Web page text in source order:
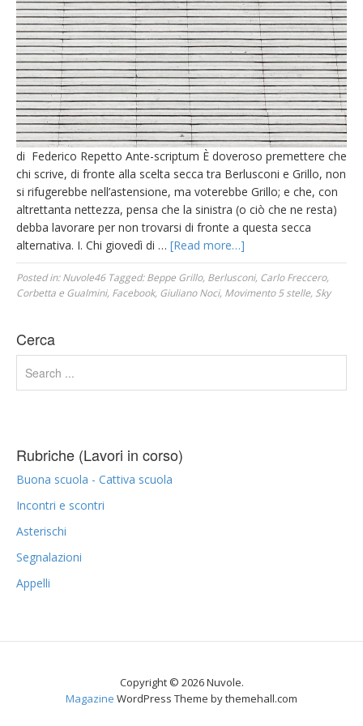
di Federico Repetto Ante-scriptum È doveroso premettere che
chi scrive, di fronte alla scelta secca tra Berlusconi e Grillo, non
si rifugerebbe nell’astensione, ma voterebbe Grillo; e che, con
altrettanta nettezza, pensa che la sinistra (o ciò che ne resta)
debba lavorare per non trovarsi di fronte a questa secca
alternativa. I. Chi giovedì di … [Read more…]
Posted in:Nuvole46 Tagged:Beppe Grillo, Berlusconi, Carlo Freccero,
Corbetta e Gualmini, Facebook, Giuliano Noci, Movimento 5 stelle, Sky
Cerca
Rubriche (Lavori in corso)
Buona scuola - Cattiva scuola
Incontri e scontri
Asterischi
Segnalazioni
Appelli
Copyright © 2026 Nuvole.
Magazine WordPress Theme by themehall.com